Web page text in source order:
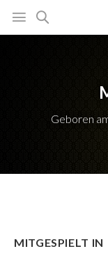
Geboren
MITGESPIELT IN